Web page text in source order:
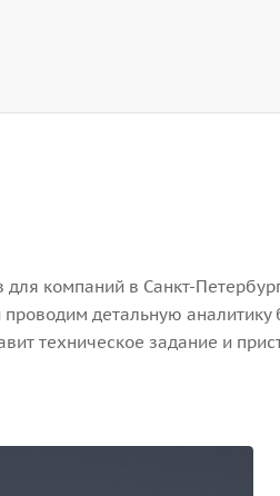
компаний в Санкт-
детальную аналитику
техническое задание и